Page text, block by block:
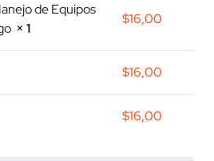
de Equipos
× 1
$16,00
$16,00
$16,00